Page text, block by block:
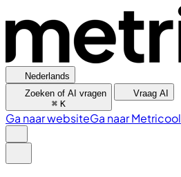
Nederlands
Zoeken of AI vragen
⌘ K
Vraag AI
Ga naar websiteGa naar Metricool